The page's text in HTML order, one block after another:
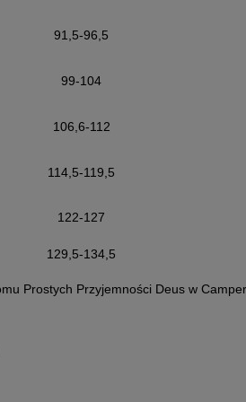
91,5-96,5
99-104
106,6-112
114,5-119,5
122-127
129,5-134,5
Prostych Przyjemności Deus w